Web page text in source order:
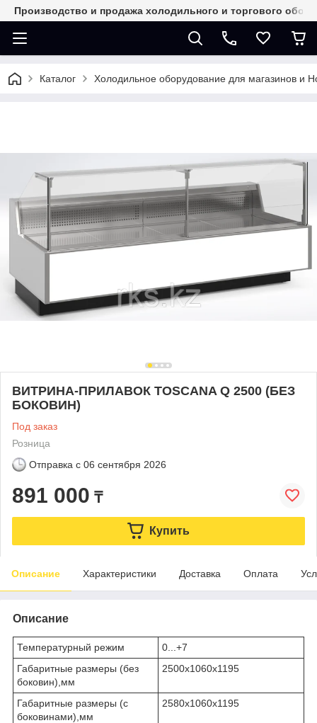
Производство и продажа холодильного и торгового
Каталог Холодильное оборудование для магазинов и
ВИТРИНА-ПРИЛАВОК TOSCANA Q 2500 (БЕЗ
БОКОВИН)
Под заказ
Розница
Отправка с 06 сентября 2026
891 000 ₸
Купить
Описание Характеристики Доставка Оплата
Описание
Температурный режим
0...+7
Габаритные размеры (без
боковин),мм
2500х1060х1195
Габаритные размеры (с
боковинами),мм
2580х1060х1195